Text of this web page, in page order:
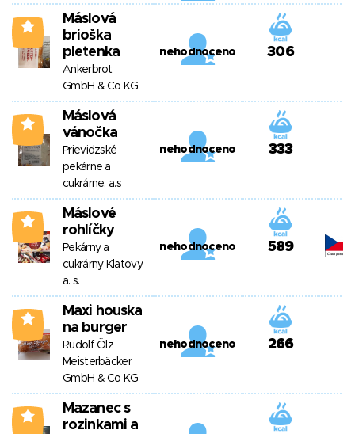
2
Máslová
brioška
pletenka
Ankerbrot
GmbH & Co KG
nehodnoceno 306
2
Máslová
vánočka
Prievidzské
pekárne a
cukrárne, a.s
nehodnoceno 333
2
Máslové
rohlíčky
Pekárny a
cukrárny Klatovy
a. s.
nehodnoceno 589
2
Maxi houska
na burger
Rudolf Ölz
Meisterbäcker
GmbH & Co KG
nehodnoceno 266
2
Mazanec s
rozinkami a